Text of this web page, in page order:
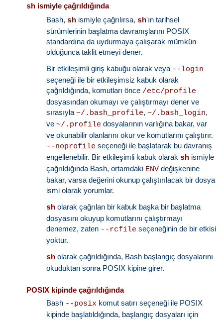
sh ismiyle çağrıldığında
Bash, sh ismiyle çağrılırsa, sh'ın tarihsel
sürümlerinin başlatma davranışlarını POSIX
standardına da uydurmaya çalışarak mümkün
olduğunca taklit etmeyi dener.
Bir etkileşimli giriş kabuğu olarak veya --login
seçeneği ile bir etkileşimsiz kabuk olarak
çağrıldığında, komutları önce /etc/profile
dosyasından okumayı ve çalıştırmayı dener ve
sırasıyla~/.bash_profile,~/.bash_login,
ve~/.profile dosyalarının varlığına bakar, var
ve okunabilir olanlarını okur ve komutlarını çalıştırır.
--noprofile seçeneği ile başlatarak bu davranış
engellenebilir. Bir etkileşimli kabuk olarak sh ismiyle
çağrıldığında Bash, ortamdaki ENV değişkenine
bakar, varsa değerini okunup çalıştırılacak bir dosya
ismi olarak yorumlar.
sh olarak çağrılan bir kabuk başka bir başlatma
dosyasını okuyup komutlarını çalıştırmayı
denemez, zaten --rcfile seçeneğinin de bir etkisi
yoktur.
sh olarak çağrıldığında, Bash başlangıç dosyalarını
okuduktan sonra POSIX kipine girer.
POSIX kipinde çağrıldığında
Bash --posix komut satırı seçeneği ile POSIX
kipinde başlatıldığında, başlangıç dosyaları için